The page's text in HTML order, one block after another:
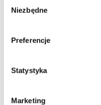
zgody
Niezbędne
Preferencje
Statystyka
Marketing